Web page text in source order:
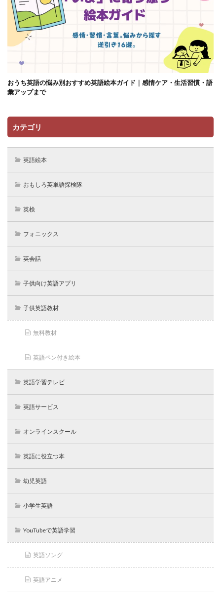
おうち英語の悩み別おすすめ英語絵本ガイド｜感情ケア・生活習慣・語
彙アップまで
カテゴリ
英語絵本
おもしろ英単語探検隊
英検
フォニックス
英会話
子供向け英語アプリ
子供英語教材
無料教材
英語ペン付き絵本
英語学習テレビ
英語サービス
オンラインスクール
英語に役立つ本
幼児英語
小学生英語
YouTubeで英語学習
英語ソング
英語アニメ